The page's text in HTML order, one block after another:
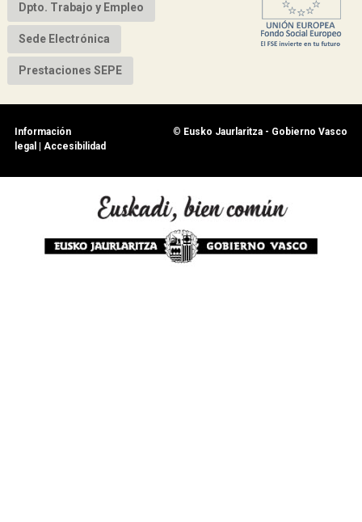
Dpto. Trabajo y Empleo
Sede Electrónica
Prestaciones SEPE
Información
legal | Accesibilidad
© Eusko Jaurlaritza - Gobierno Vasco